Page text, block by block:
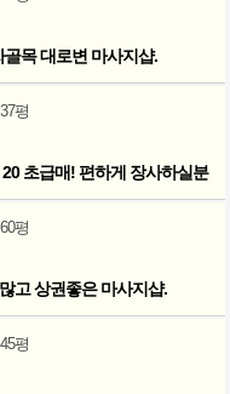
목 대로변 마사지샵.
37평
초급매! 편하게 장사하실분
60평
고 상권좋은 마사지샵.
45평